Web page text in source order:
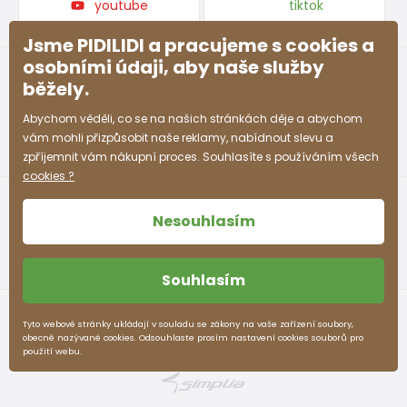
youtube tiktok
pidilidi.cz © 2026. WebdesignLitvanyi.sk.
Jsme PIDILIDI a pracujeme s cookies a
osobními údaji, aby naše služby
běžely.
Abychom věděli, co se na našich stránkách děje a abychom
vám mohli přizpůsobit naše reklamy, nabídnout slevu a
zpříjemnit vám nákupní proces. Souhlasíte s používáním všech
cookies ?
Nesouhlasím
Souhlasím
Tyto webové stránky ukládají v souladu se zákony na vaše zařízení soubory,
obecně nazývané cookies. Odsouhlaste prosím nastavení cookies souborů pro
použití webu.